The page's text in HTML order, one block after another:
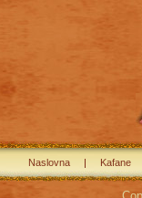
Naslovna Kafane